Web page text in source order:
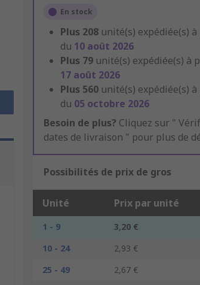
En stock
Plus 208 unité(s) expédiée(s)
du 10 août 2026
Plus 79 unité(s) expédiée(s) à
17 août 2026
Plus 560 unité(s) expédiée(s)
du 05 octobre 2026
Besoin de plus? Cliquez sur "
dates de livraison " pour plus de
Possibilités de prix de gros
Unité Prix par unité
1 - 9
3,20 €
10 - 24
2,93 €
25 - 49
2,67 €